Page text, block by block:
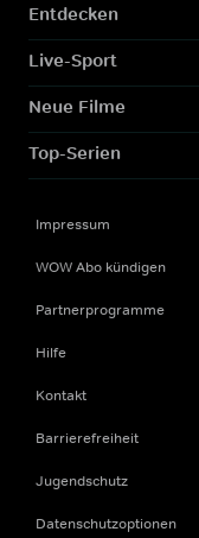
Entdecken
Live-Sport
Neue Filme
Top-Serien
Impressum
WOW Abo kündigen
Partnerprogramme
Hilfe
Kontakt
Barrierefreiheit
Jugendschutz
Datenschutzoptionen